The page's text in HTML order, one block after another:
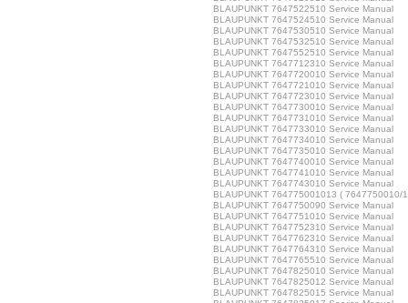
BLAUPUNKT 7647522510 Service Manual
BLAUPUNKT 7647524510 Service Manual
BLAUPUNKT 7647530510 Service Manual
BLAUPUNKT 7647532510 Service Manual
BLAUPUNKT 7647552510 Service Manual
BLAUPUNKT 7647712310 Service Manual
BLAUPUNKT 7647720010 Service Manual
BLAUPUNKT 7647721010 Service Manual
BLAUPUNKT 7647723010 Service Manual
BLAUPUNKT 7647730010 Service Manual
BLAUPUNKT 7647731010 Service Manual
BLAUPUNKT 7647733010 Service Manual
BLAUPUNKT 7647734010 Service Manual
BLAUPUNKT 7647735010 Service Manual
BLAUPUNKT 7647740010 Service Manual
BLAUPUNKT 7647741010 Service Manual
BLAUPUNKT 7647743010 Service Manual
BLAUPUNKT 764775001013 ( 7647750010/
BLAUPUNKT 7647750090 Service Manual
BLAUPUNKT 7647751010 Service Manual
BLAUPUNKT 7647752310 Service Manual
BLAUPUNKT 7647762310 Service Manual
BLAUPUNKT 7647764310 Service Manual
BLAUPUNKT 7647765510 Service Manual
BLAUPUNKT 7647825010 Service Manual
BLAUPUNKT 7647825012 Service Manual
BLAUPUNKT 7647825015 Service Manual